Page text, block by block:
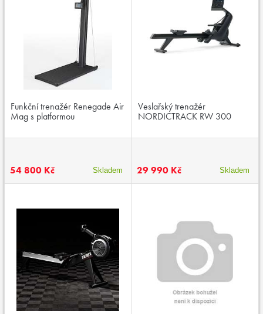
Funkční trenažér Renegade Air
Mag s platformou
54 800 Kč Skladem
Veslařský trenažér
NORDICTRACK RW 300
29 990 Kč Skladem